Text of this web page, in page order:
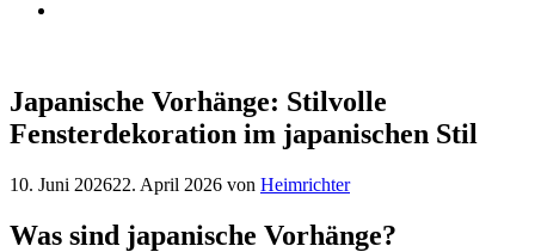
Japanische Vorhänge: Stilvolle
Fensterdekoration im japanischen Stil
10. Juni 202622. April 2026 von Heimrichter
Was sind japanische Vorhänge?